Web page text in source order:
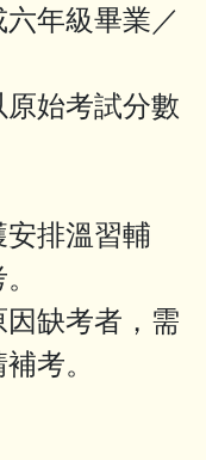
年級畢業／
始考試分數
排溫習輔
缺考者，需
考。